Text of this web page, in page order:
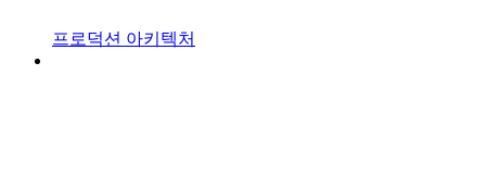
프로덕션 아키텍처